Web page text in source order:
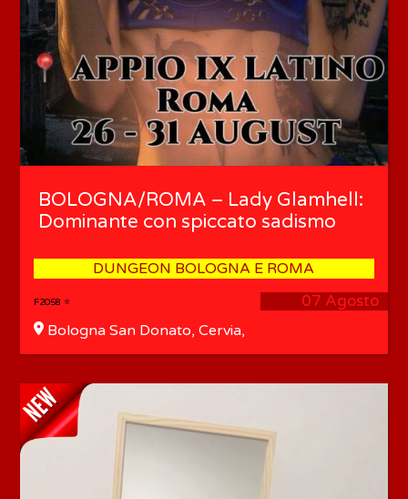
BOLOGNA/ROMA – Lady Glamhell:
Dominante con spiccato sadismo
DUNGEON BOLOGNA E ROMA
07 Agosto
F2058 ⭐
Bologna San Donato, Cervia,